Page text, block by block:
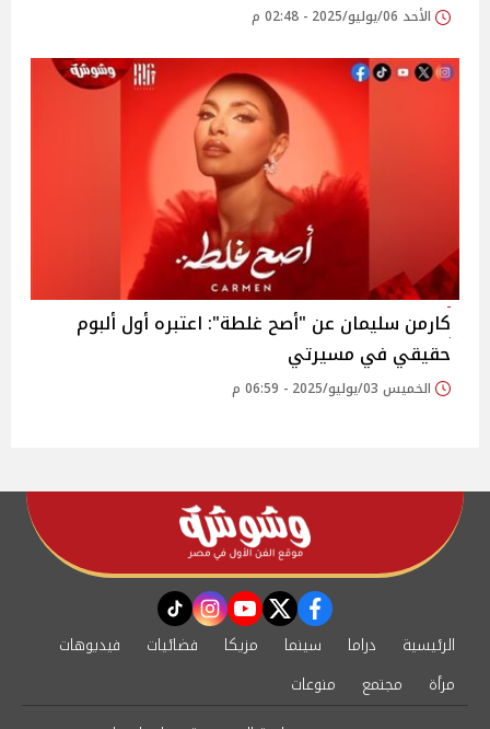
الأحد 06/يوليو/2025 - 02:48 م
كارمن سليمان عن "أصح غلطة": اعتبره أول ألبوم
حقيقي في مسيرتي
الخميس 03/يوليو/2025 - 06:59 م
facebook
twitter
youtube
instagram
tiktok
الرئيسية دراما سينما مزيكا فضائيات
فيديوهات
مرأة
مجتمع
منوعات